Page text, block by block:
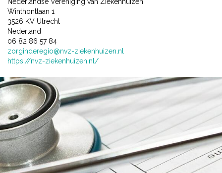
Winthontlaan 1
3526 KV Utrecht
Nederland
06 82 86 57 84
zorginderegio@nvz-ziekenhuizen.nl
https://nvz-ziekenhuizen.nl/